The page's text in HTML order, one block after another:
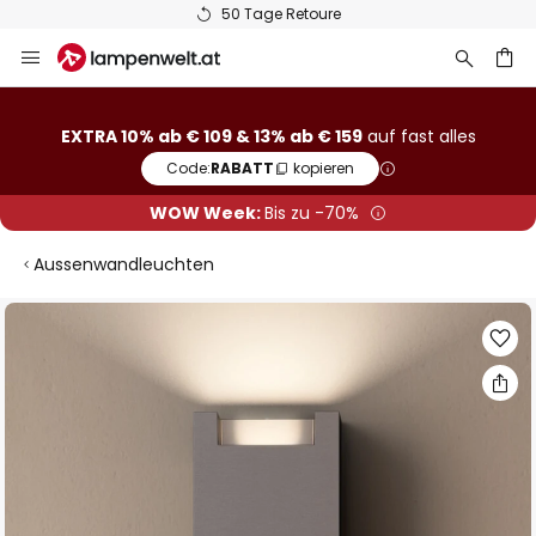
50 Tage Retoure
Inhalt
EXTRA 10% ab € 109 & 13% ab € 159auf fast alles
Code:RABATT kopieren
WOW Week:Bis zu -70%
Aussenwandleuchten
Zum